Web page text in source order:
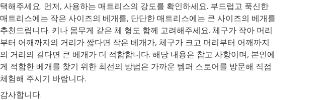
택해주세요. 먼저, 사용하는 매트리스의 강도를 확인하세요. 부드럽고 푹신한
매트리스에는 작은 사이즈의 베개를, 단단한 매트리스에는 큰 사이즈의 베개를
추천드립니다. 키나 몸무게 같은 체 형도 함께 고려해주세요. 체구가 작아 머리
부터 어깨까지의 거리가 짧다면 작은 베개가, 체구가 크고 머리부터 어깨까지
의 거리의 길다면 큰 베개가 더 적합합니다. 해당 내용은 참고 사항이며, 본인에
게 적합한 베개를 찾기 위한 최선의 방법은 가까운 템퍼 스토어를 방문해 직접
체험해 주시기 바랍니다.
감사합니다.